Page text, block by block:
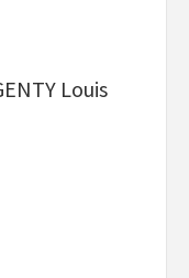
Louis